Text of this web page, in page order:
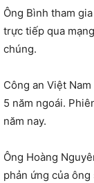
Ông Bình tham
trực tiếp qua
chúng.
Công an Việt
5 năm ngoái.
năm nay.
Ông Hoàng
phản ứng của